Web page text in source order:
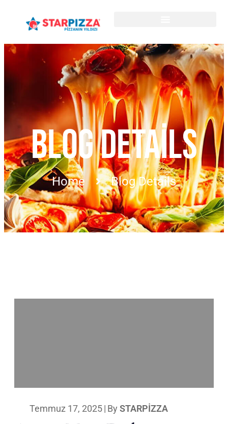
BLOG DETAILS
Home Blog Details
Temmuz 17, 2025| By STARPIZZA